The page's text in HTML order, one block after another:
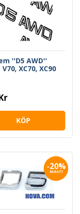
''D5 AWD''
XC70, XC90
KÖP
-20%
RABATT